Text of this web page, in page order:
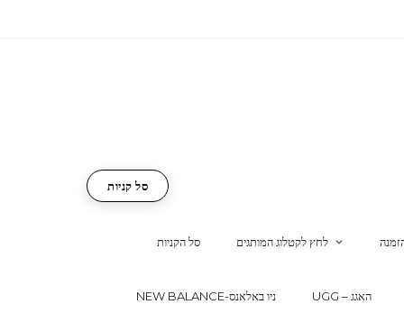
סל הקניות לחץ לקטלוג המותגים
NEW BALANCE-ניו באלאנס UGG – האגג
סל קניות